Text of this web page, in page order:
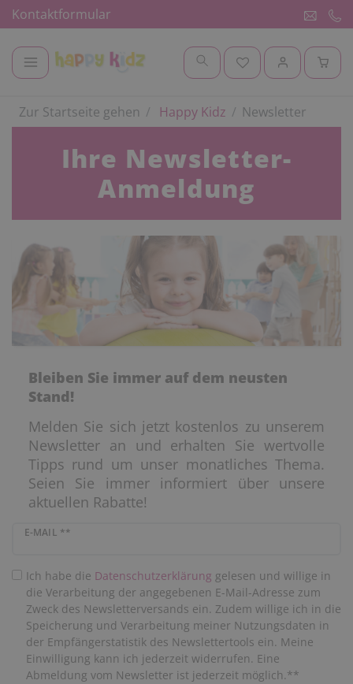
Kontaktformular
Zur Startseite gehen Happy Kidz Newsletter
Ihre Newsletter-
Anmeldung
Bleiben Sie immer auf dem neusten
Stand!
Melden Sie sich jetzt kostenlos zu unserem
Newsletter an und erhalten Sie wertvolle
Tipps rund um unser monatliches Thema.
Seien Sie immer informiert über unsere
aktuellen Rabatte!
E-MAIL **
Newsletter Honig
Ich habe die Daten­schutz­erklärung gelesen und willige in
die Verarbeitung der angegebenen E-Mail-Adresse zum
Zweck des Newsletterversands ein. Zudem willige ich in die
Speicherung und Verarbeitung meiner Nutzungsdaten in
der Empfängerstatistik des Newslettertools ein. Meine
Einwilligung kann ich jederzeit widerrufen. Eine
Abmeldung vom Newsletter ist jederzeit möglich.**